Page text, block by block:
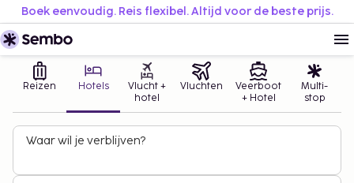
Boek eenvoudig. Reis flexibel. Altijd voor de beste prijs.
Reizen Hotels
Vlucht +
hotel
Vluchten
Veerboot
+ Hotel
Multi-
stop
Waar wil je verblijven?